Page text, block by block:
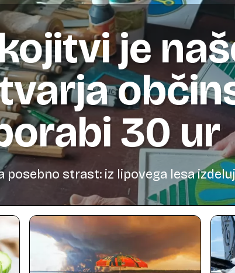
je
30 ur
posebno strast: iz lipovega lesa